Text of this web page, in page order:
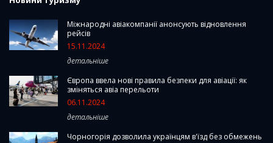
Міжнародні авіакомпанії анонсують відновлення
рейсів
15.11.2024
детальніше
Європа ввела нові правила безпеки для авіації: як
зміняться авіа перельоти
06.11.2024
детальніше
Чорногорія дозволила українцям в'їзд без обмежень